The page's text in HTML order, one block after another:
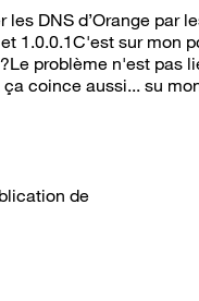
les DNS d’Orange par
1.0.0.1C'est sur mon
problème n'est pas
coince aussi... su
de